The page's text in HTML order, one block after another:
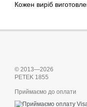
Кожен виріб
© 2013—2026
PETEK 1855
Приймаємо до оплати